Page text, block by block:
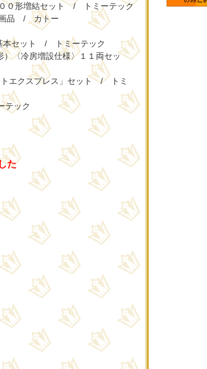
０形増結セット / トミーテック
画品 / カトー
本セット / トミーテック
〈冷房増設仕様〉１１両セッ
エクスプレス」セット / トミ
ック
た